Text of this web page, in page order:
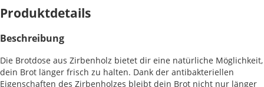
Produktdetails
Beschreibung
Die Brotdose aus Zirbenholz bietet dir eine natürliche Möglichkeit,
dein Brot länger frisch zu halten. Dank der antibakteriellen
Eigenschaften des Zirbenholzes bleibt dein Brot nicht nur länger